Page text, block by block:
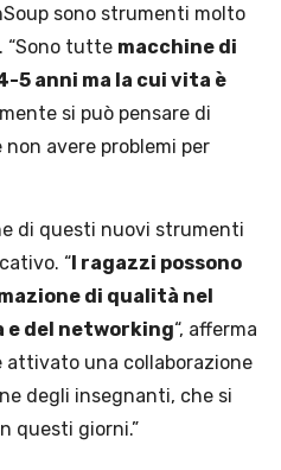
sono strumenti molto
“Sono tutte macchine di
5 anni ma la cui vita è
si può pensare di
avere problemi per
di questi nuovi strumenti
“ I ragazzi possono
di qualità nel
e del networking“, afferma
attivato una collaborazione
degli insegnanti, che si
questi giorni.”